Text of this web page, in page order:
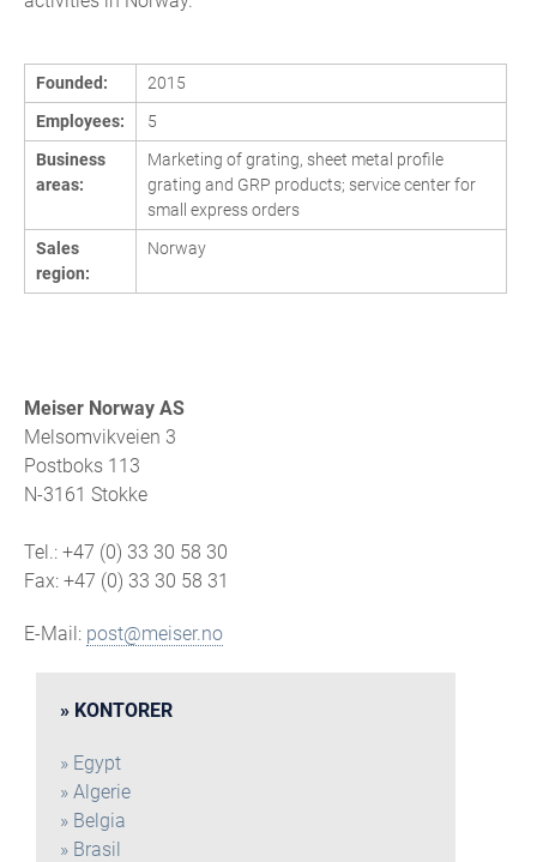
Founded:
2015
Employees:
5
Business
areas:
Marketing of grating, sheet metal profile
grating and GRP products; service center for
small express orders
Sales
region:
Norway
Meiser Norway AS
Melsomvikveien 3
Postboks 113
N-3161 Stokke
Tel.: +47 (0) 33 30 58 30
Fax: +47 (0) 33 30 58 31
E-Mail: post@meiser.no
KONTORER
Egypt
Algerie
Belgia
Brasil